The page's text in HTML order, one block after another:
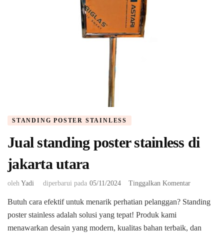
STANDING POSTER STAINLESS
Jual standing poster stainless di
jakarta utara
oleh Yadi diperbarui pada 05/11/2024 Tinggalkan Komentarpada
standing
stainless
Butuh cara efektif untuk menarik perhatian pelanggan? Standing
poster stainless adalah solusi yang tepat! Produk kami
menawarkan desain yang modern, kualitas bahan terbaik, dan